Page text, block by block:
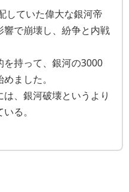
していた偉大な銀河帝
で崩壊し、紛争と内戦
を持って、銀河の3000
ました。
、銀河破壊というより
る。